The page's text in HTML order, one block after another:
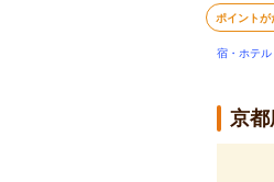
ポイントが
宿・ホテル
京